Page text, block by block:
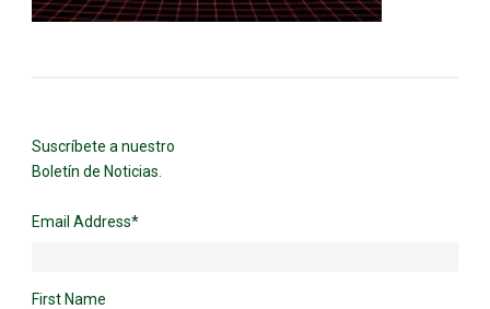
Suscríbete a nuestro
Boletín de Noticias.
Email Address*
First Name